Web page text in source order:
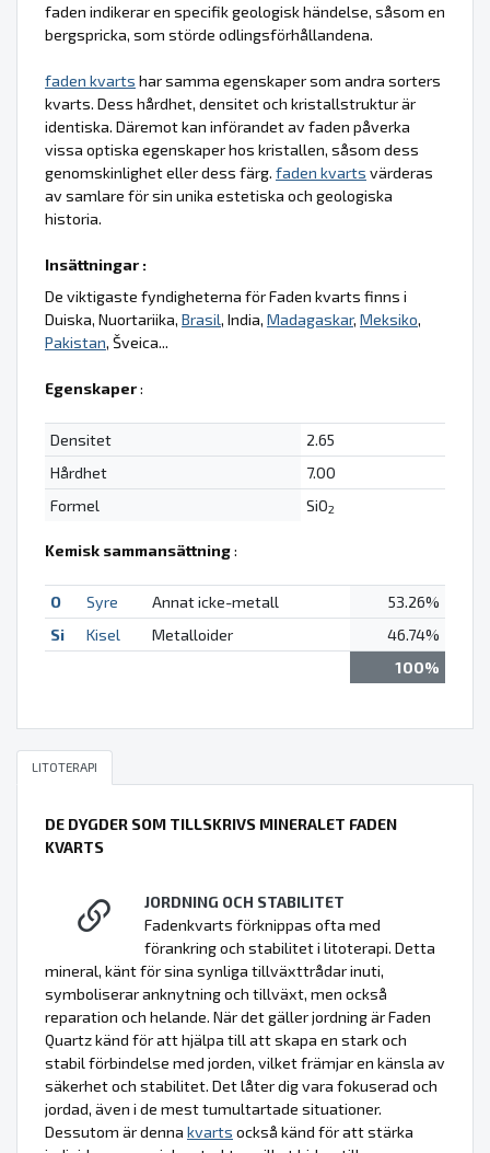
faden indikerar en specifik geologisk händelse, såsom en
bergspricka, som störde odlingsförhållandena.
faden kvarts har samma egenskaper som andra sorters
kvarts. Dess hårdhet, densitet och kristallstruktur är
identiska. Däremot kan införandet av faden påverka
vissa optiska egenskaper hos kristallen, såsom dess
genomskinlighet eller dess färg. faden kvarts värderas
av samlare för sin unika estetiska och geologiska
historia.
Insättningar :
De viktigaste fyndigheterna för Faden kvarts finns i
Duiska, Nuortariika, Brasil, India, Madagaskar, Meksiko,
Pakistan, Šveica...
Egenskaper:
Densitet
2.65
Hårdhet
7.00
Formel
SiO2
Kemisk sammansättning:
O Syre Annat icke-metall
53.26%
Si
Kisel Metalloider
46.74%
100%
LITOTERAPI
DE DYGDER SOM TILLSKRIVS MINERALET FADEN
KVARTS
JORDNING OCH STABILITET
Fadenkvarts förknippas ofta med
förankring och stabilitet i litoterapi. Detta
mineral, känt för sina synliga tillväxttrådar inuti,
symboliserar anknytning och tillväxt, men också
reparation och helande. När det gäller jordning är Faden
Quartz känd för att hjälpa till att skapa en stark och
stabil förbindelse med jorden, vilket främjar en känsla av
säkerhet och stabilitet. Det låter dig vara fokuserad och
jordad, även i de mest tumultartade situationer.
Dessutom är denna kvarts också känd för att stärka